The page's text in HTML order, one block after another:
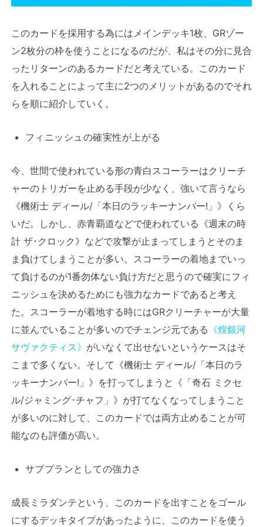
このカードを採用する為にはメインデッキ1枚、GRゾー
ン2枚分の枠を使うことになるのだが、私はその分に見合
ったリターンのあるカードだと考えている。このカード
を入れることによって主に2つのメリットがあるのでそれ
らを順に紹介していく。
フィニッシュの確実性が上がる
今、世間で使われている形の青白スコーラーはクリーチ
ャーのトリガーを止める手段が少なく、強いて言うなら
《機術士 ディール/「本日のラッキーナンバー!」》くら
いだ。しかし、赤青覇道などで使われている《週末の時
計 ザ･クロック》などで攻撃が止まってしまうとそのま
ま負けてしまうことが多い。スコーラーの着地までいっ
て負けるのが1番勿体ない負け方だと思うので確実にフィ
ニッシュを決めるためにも強力なカードであると考え
た。スコーラーが着地する時にはGRクリーチャーが大量
に並んでいることが多いのでチェンジ元である 《煌銀河
サヴァクティス》 がいなくて出せないというケースはそ
こまで多くない。そして《機術士 ディール/「本日のラ
ッキーナンバー!」》を打ってしまうと《「奇石 ミクセ
ル/ジャミング･チャフ」》が打てなくなってしまうこと
が多いのに対して、このカードでは両方止めることが可
能なのも評価が高い。
サブプランとしての強力さ
成長ミラダンテという、このカードを出すことをゴール
にするデッキタイプがあったように、このカードを使う